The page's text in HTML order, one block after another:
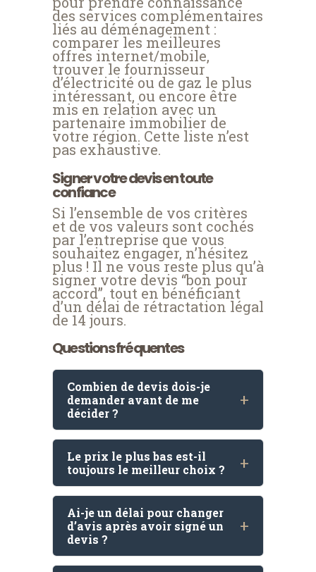
des services complémentaires
liés au déménagement :
comparer les meilleures
offres internet/mobile,
trouver le fournisseur
d’électricité ou de gaz le plus
intéressant, ou encore être
mis en relation avec un
partenaire immobilier de
votre région. Cette liste n’est
pas exhaustive.
Signer votre devis en toute
confiance
Si l’ensemble de vos critères
et de vos valeurs sont cochés
par l’entreprise que vous
souhaitez engager, n’hésitez
plus ! Il ne vous reste plus qu’à
signer votre devis “bon pour
accord”, tout en bénéficiant
d’un délai de rétractation légal
de 14 jours.
Questions fréquentes
Combien de devis dois-je
demander avant de me
décider ?
Le prix le plus bas est-il
toujours le meilleur choix ?
Ai-je un délai pour changer
d’avis après avoir signé un
devis ?